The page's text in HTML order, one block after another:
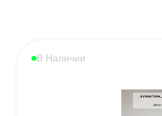
В Наличии